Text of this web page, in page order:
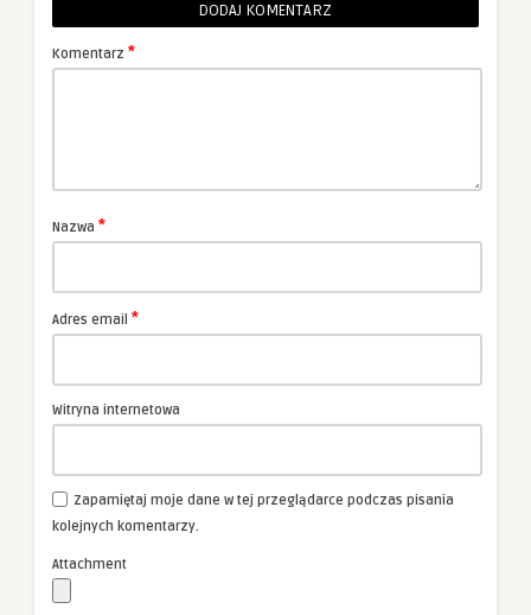
DODAJ KOMENTARZ
Komentarz *
Nazwa *
Adres email *
Witryna internetowa
Zapamiętaj moje dane w tej przeglądarce podczas pisania
kolejnych komentarzy.
Attachment